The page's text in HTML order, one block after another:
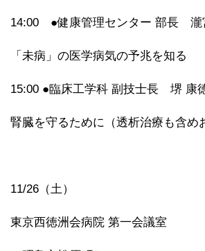
14:00 ●健康管理センター 部長 瀧
「未病」の医学病気の予兆を知る
15:00 ●臨床工学科 副技士長 堺 康
腎臓を守るために（透析治療も含め
11/26（土）
東京西徳洲会病院 第一会議室